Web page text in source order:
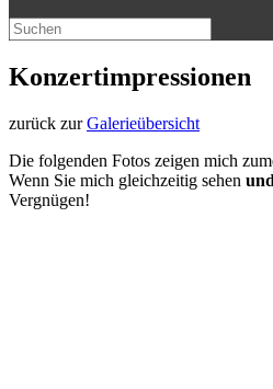
Suchen
nach:
Konzertimpressionen
zurück zurGalerieübersicht
Die folgenden Fotos zeigen mich
Wenn Sie mich gleichzeitig sehen und
Vergnügen!